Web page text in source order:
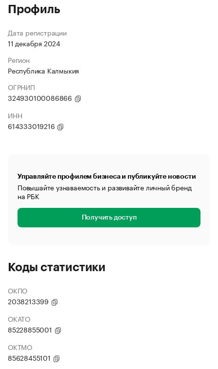
Профиль
Дата регистрации
11 декабря 2024
Регион
Республика Калмыкия
ОГРНИП
324930100086866
ИНН
614333019216
Управляйте профилем бизнеса и публикуйте новости
Повышайте узнаваемость и развивайте личный бренд
на РБК
Получить доступ
Коды статистики
ОКПО
2038213399
ОКАТО
85228855001
ОКТМО
85628455101